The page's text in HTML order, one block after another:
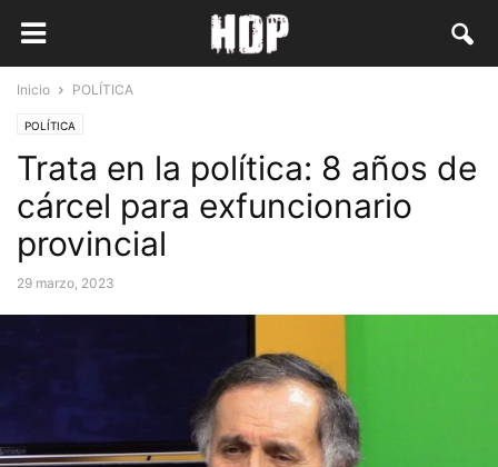
Inicio POLÍTICA
POLÍTICA
Trata en la política: 8 años de
cárcel para exfuncionario
provincial
29 marzo, 2023